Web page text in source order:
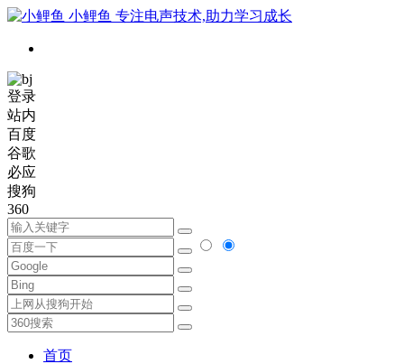
小鲤鱼 专注电声技术,助力学习成长
登录
站内
百度
谷歌
必应
搜狗
360
首页